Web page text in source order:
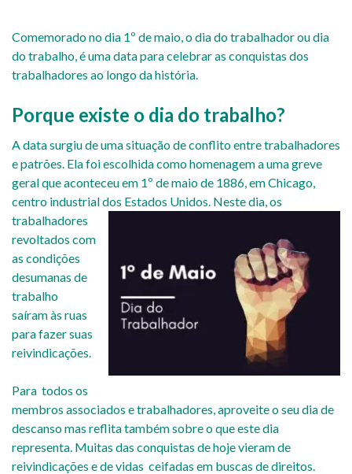
Comemorado no dia 1º de maio, o dia do trabalhador ou dia
do trabalho, é uma data para celebrar as conquistas dos
trabalhadores ao longo da história.
Porque existe o dia do trabalho?
A data surgiu de uma situação de conflito entre trabalhadores
e patrões. Ela foi escolhida como homenagem a uma greve
geral que aconteceu em 1º de maio de 1886, em Chicago,
centro industrial dos Estados Unidos. Neste dia, os
trabalhadores
revoltados com
as condições
desumanas de
trabalho
saíram às ruas
para fazer suas
reivindicações.
Para todos os
membros associados e trabalhadores, aproveite o seu dia de
descanso mas reflita também sobre o que este dia
representa. Muitas das conquistas de hoje vieram de
reivindicações e de vidas ceifadas em buscas de direitos.